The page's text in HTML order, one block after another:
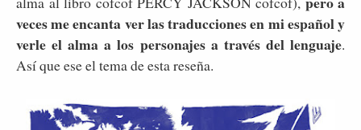
veces me encanta ver las traducciones en mi español y
verle el alma a los personajes a través del lenguaje.
Así que ese el tema de esta reseña.